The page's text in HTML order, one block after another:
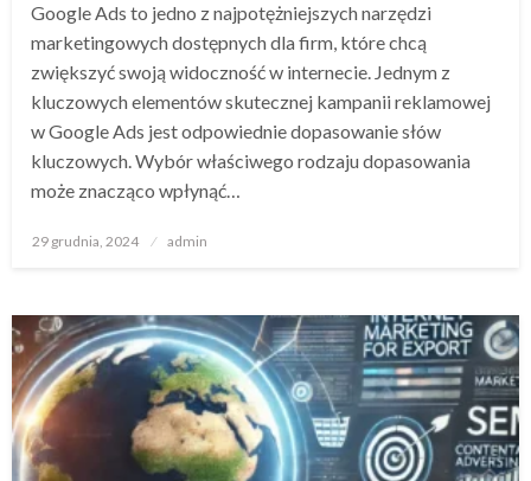
Google Ads to jedno z najpotężniejszych narzędzi
marketingowych dostępnych dla firm, które chcą
zwiększyć swoją widoczność w internecie. Jednym z
kluczowych elementów skutecznej kampanii reklamowej
w Google Ads jest odpowiednie dopasowanie słów
kluczowych. Wybór właściwego rodzaju dopasowania
może znacząco wpłynąć…
Opublikowane
29 grudnia, 2024 admin